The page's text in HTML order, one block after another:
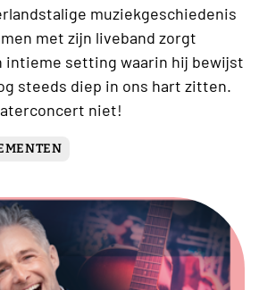
muziekgeschiedenis
met zijn liveband zorgt
intieme setting waarin hij bewijst
steeds diep in ons hart zitten.
niet!